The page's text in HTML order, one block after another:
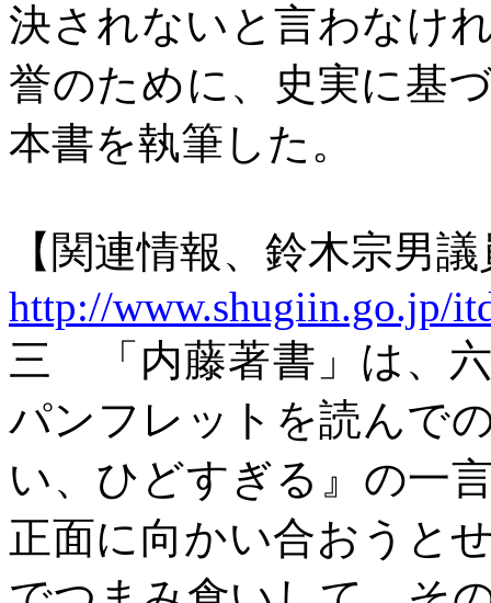
決されないと言わなけ
誉のために、史実に基
本書を執筆した。
【関連情報、鈴木宗男
http://www.shugiin.go.jp/
三
「内藤著書」は、
パンフレットを読んで
い、ひどすぎる』の一
正面に向かい合おうと